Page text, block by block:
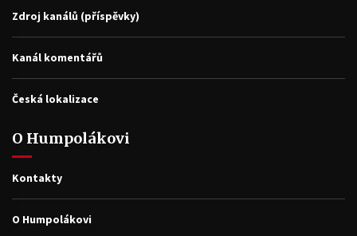
Zdroj kanálů (příspěvky)
Kanál komentářů
Česká lokalizace
O Humpolákovi
Kontakty
O Humpolákovi